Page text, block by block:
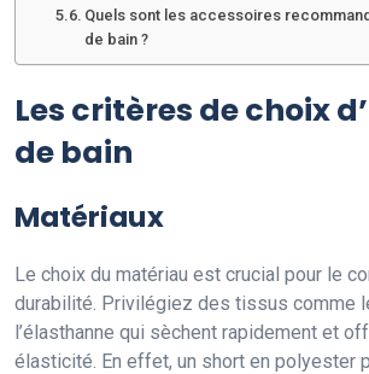
Quels sont les accessoires
de bain ?
Les critères de choix
de bain
Matériaux
Le choix du matériau est crucial pour le
durabilité. Privilégiez des tissus comme
l’élasthanne qui sèchent rapidement et
élasticité. En effet, un short en polyester